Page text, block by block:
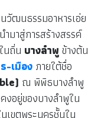
วัฒนธรรมอาหารเอ่ย
มาสู่การสร้างสรรค์
นถิ่น บางลำพูข้างต้น
-เมือง ภายใต้ชื่อ
ณ พิพิธบางลำพู
งอยู่ของบางลำพูใน
เขตพระนครชั้นใน